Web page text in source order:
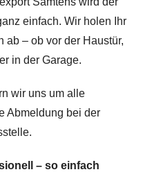
einfach. Wir holen Ihr
ab – ob vor der Haustür,
in der Garage.
wir uns um alle
Abmeldung bei der
– so einfach